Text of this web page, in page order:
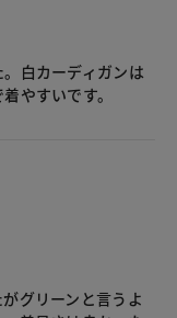
白カーディガンは
やすいです。
グリーンと言うよ